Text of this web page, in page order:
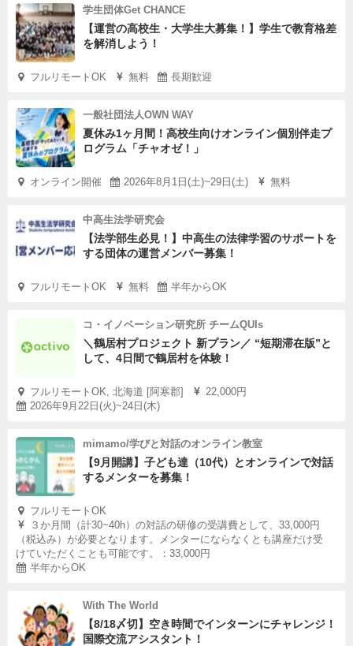
学生団体Get CHANCE
【運営の高校生・大学生大募集！】学生で教育格差
を解消しよう！
フルリモートOK 無料 長期歓迎
一般社団法人OWN WAY
夏休み1ヶ月間！高校生向けオンライン個別伴走プ
ログラム「チャオゼ！」
オンライン開催 2026年8月1日(土)~29日(土) 無料
中高生法学研究会
【法学部生必見！】中高生の法律学習のサポートを
する団体の運営メンバー募集！
フルリモートOK 無料 半年からOK
コ・イノベーション研究所 チームQUIs
＼鶴居村プロジェクト 新プラン／ “短期滞在版”と
して、4日間で鶴居村を体験！
フルリモートOK, 北海道 [阿寒郡]
22,000円
2026年9月22日(火)~24日(木)
mimamo/学びと対話のオンライン教室
【9月開講】子ども達（10代）とオンラインで対話
するメンターを募集！
フルリモートOK
３か月間（計30~40h）の対話の研修の受講費として、33,000円
（税込み）が必要となります。メンターにならなくとも講座だけ受
けていただくことも可能です。：33,000円
半年からOK
With The World
【8/18〆切】空き時間でインターンにチャレンジ！
国際交流アシスタント！